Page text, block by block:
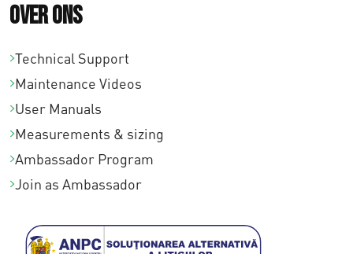
Over ons
Technical Support
Maintenance Videos
User Manuals
Measurements & sizing
Ambassador Program
Join as Ambassador